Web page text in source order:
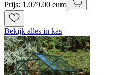
Prijs: 1.079.00 euro
Bekijk alles in kas